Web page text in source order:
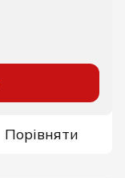
Порівняти